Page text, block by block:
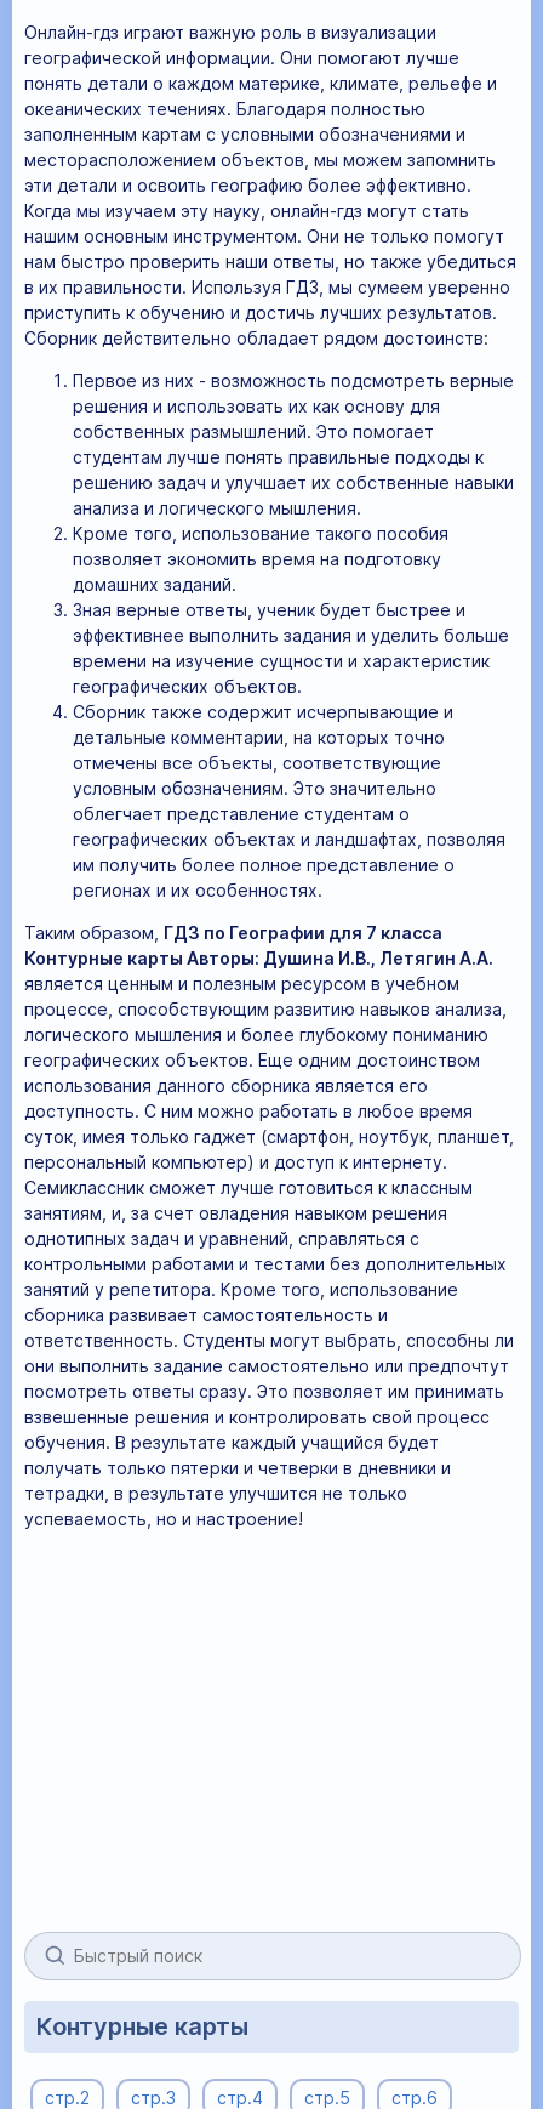
Онлайн-гдз играют важную роль в визуализации
географической информации. Они помогают лучше
понять детали о каждом материке, климате, рельефе и
океанических течениях. Благодаря полностью
заполненным картам с условными обозначениями и
месторасположением объектов, мы можем запомнить
эти детали и освоить географию более эффективно.
Когда мы изучаем эту науку, онлайн-гдз могут стать
нашим основным инструментом. Они не только помогут
нам быстро проверить наши ответы, но также убедиться
в их правильности. Используя ГДЗ, мы сумеем уверенно
приступить к обучению и достичь лучших результатов.
Сборник действительно обладает рядом достоинств:
Первое из них - возможность подсмотреть верные
решения и использовать их как основу для
собственных размышлений. Это помогает
студентам лучше понять правильные подходы к
решению задач и улучшает их собственные навыки
анализа и логического мышления.
Кроме того, использование такого пособия
позволяет экономить время на подготовку
домашних заданий.
Зная верные ответы, ученик будет быстрее и
эффективнее выполнить задания и уделить больше
времени на изучение сущности и характеристик
географических объектов.
Сборник также содержит исчерпывающие и
детальные комментарии, на которых точно
отмечены все объекты, соответствующие
условным обозначениям. Это значительно
облегчает представление студентам о
географических объектах и ландшафтах, позволяя
им получить более полное представление о
регионах и их особенностях.
Таким образом, ГДЗ по Географии для 7 класса
Контурные карты Авторы: Душина И.В., Летягин А.А.
является ценным и полезным ресурсом в учебном
процессе, способствующим развитию навыков анализа,
логического мышления и более глубокому пониманию
географических объектов. Еще одним достоинством
использования данного сборника является его
доступность. С ним можно работать в любое время
суток, имея только гаджет (смартфон, ноутбук, планшет,
персональный компьютер) и доступ к интернету.
Семиклассник сможет лучше готовиться к классным
занятиям, и, за счет овладения навыком решения
однотипных задач и уравнений, справляться с
контрольными работами и тестами без дополнительных
занятий у репетитора. Кроме того, использование
сборника развивает самостоятельность и
ответственность. Студенты могут выбрать, способны ли
они выполнить задание самостоятельно или предпочтут
посмотреть ответы сразу. Это позволяет им принимать
взвешенные решения и контролировать свой процесс
обучения. В результате каждый учащийся будет
получать только пятерки и четверки в дневники и
тетрадки, в результате улучшится не только
успеваемость, но и настроение!
Контурные карты
стр.2 стр.3 стр.4 стр.5 стр.6